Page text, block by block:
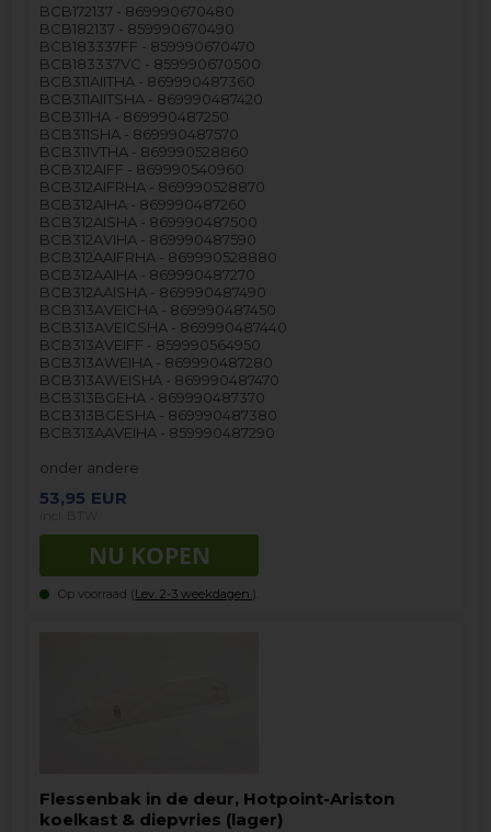
BCB172137 - 869990670480
BCB182137 - 859990670490
BCB183337FF - 859990670470
BCB183337VC - 859990670500
BCB311AIITHA - 869990487360
BCB311AIITSHA - 869990487420
BCB311HA - 869990487250
BCB311SHA - 869990487570
BCB311VTHA - 869990528860
BCB312AIFF - 869990540960
BCB312AIFRHA - 869990528870
BCB312AIHA - 869990487260
BCB312AISHA - 869990487500
BCB312AVIHA - 869990487590
BCB312AAIFRHA - 869990528880
BCB312AAIHA - 869990487270
BCB312AAISHA - 869990487490
BCB313AVEICHA - 869990487450
BCB313AVEICSHA - 869990487440
BCB313AVEIFF - 859990564950
BCB313AWEIHA - 869990487280
BCB313AWEISHA - 869990487470
BCB313BGEHA - 869990487370
BCB313BGESHA - 869990487380
BCB313AAVEIHA - 859990487290
onder andere
53,95 EUR
Op voorraad (Lev. 2-3 weekdagen. ).
Flessenbak in de deur, Hotpoint-Ariston
koelkast & diepvries (lager)